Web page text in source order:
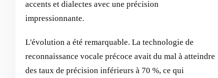
accents et dialectes avec une précision
impressionnante.
L'évolution a été remarquable. La technologie de
reconnaissance vocale précoce avait du mal à atteindre
des taux de précision inférieurs à 70 %, ce qui